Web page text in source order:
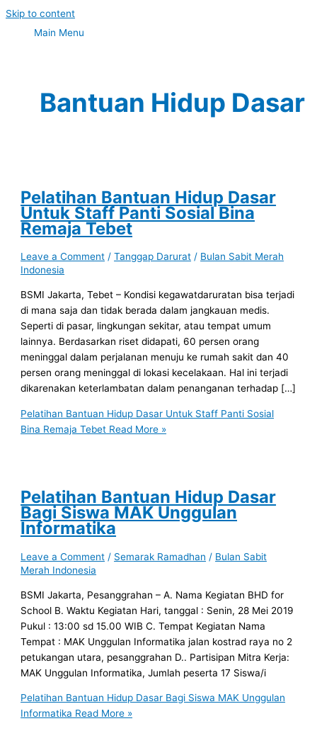
Skip to content
Main Menu
Bantuan Hidup Dasar
Pelatihan Bantuan Hidup Dasar
Untuk Staff Panti Sosial Bina
Remaja Tebet
Leave a Comment /Tanggap Darurat / Bulan Sabit Merah
Indonesia
BSMI Jakarta, Tebet – Kondisi kegawatdaruratan bisa terjadi
di mana saja dan tidak berada dalam jangkauan medis.
Seperti di pasar, lingkungan sekitar, atau tempat umum
lainnya. Berdasarkan riset didapati, 60 persen orang
meninggal dalam perjalanan menuju ke rumah sakit dan 40
persen orang meninggal di lokasi kecelakaan. Hal ini terjadi
dikarenakan keterlambatan dalam penanganan terhadap […]
Pelatihan Bantuan Hidup Dasar Untuk Staff Panti Sosial
Bina Remaja Tebet Read More »
Pelatihan Bantuan Hidup Dasar
Bagi Siswa MAK Unggulan
Informatika
Leave a Comment / Semarak Ramadhan / Bulan Sabit
Merah Indonesia
BSMI Jakarta, Pesanggrahan – A. Nama Kegiatan BHD for
School B. Waktu Kegiatan Hari, tanggal : Senin, 28 Mei 2019
Pukul : 13:00 sd 15.00 WIB C. Tempat Kegiatan Nama
Tempat : MAK Unggulan Informatika jalan kostrad raya no 2
petukangan utara, pesanggrahan D.. Partisipan Mitra Kerja:
MAK Unggulan Informatika, Jumlah peserta 17 Siswa/i
Pelatihan Bantuan Hidup Dasar Bagi Siswa MAK Unggulan
Informatika Read More »